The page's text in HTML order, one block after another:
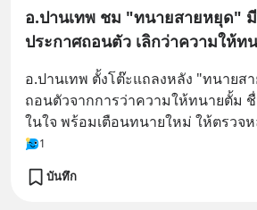
อ.ปานเทพ ชม "ทนายสายหยุด"
ประกาศถอนตัว เลิกว่าความให้ท
อ.ปานเทพ ตั้งโต๊ะแถลงหลัง "ทนายส
ถอนตัวจากการว่าความให้ทนายตั้ม
ในใจ พร้อมเตือนทนายใหม่ ให้ตรวจ
1
บันทึก